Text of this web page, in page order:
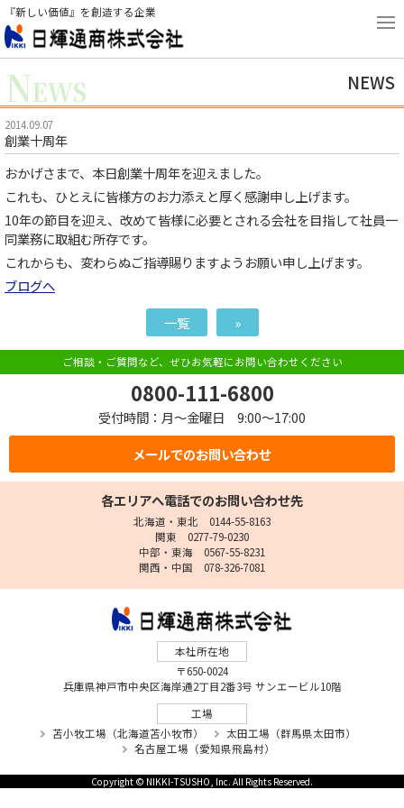
『新しい価値』を創造する企業
NEWS
NEWS
2014.09.07
創業十周年
おかげさまで、本日創業十周年を迎えました。
これも、ひとえに皆様方のお力添えと厚く感謝申し上げます。
10年の節目を迎え、改めて皆様に必要とされる会社を目指して社員一
同業務に取組む所存です。
これからも、変わらぬご指導賜りますようお願い申し上げます。
ブログへ
一覧
»
ご相談・ご質問など、ぜひお気軽にお問い合わせください
0800-111-6800
受付時間：月～金曜日 9:00～17:00
メールでのお問い合わせ
各エリアへ電話でのお問い合わせ先
北海道・東北 0144-55-8163
関東 0277-79-0230
中部・東海 0567-55-8231
関西・中国 078-326-7081
本社所在地
〒650-0024
兵庫県神戸市中央区海岸通2丁目2番3号 サンエービル10階
工場
苫小牧工場（北海道苫小牧市）
太田工場（群馬県太田市）
名古屋工場（愛知県飛島村）
Copyright © NIKKI-TSUSHO, Inc. All Rights Reserved.